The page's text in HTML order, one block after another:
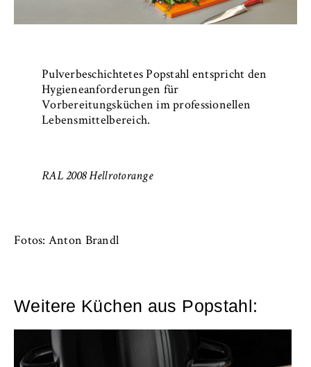
Pulverbeschichtetes Popstahl entspricht den
Hygieneanforderungen für
Vorbereitungsküchen im professionellen
Lebensmittelbereich.
RAL 2008 Hellrotorange
Fotos: Anton Brandl
Weitere Küchen aus Popstahl: